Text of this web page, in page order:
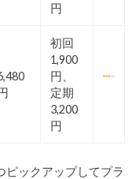
円
初回
1,900
円、
定期
3,200
円
ピックアップしてプラ